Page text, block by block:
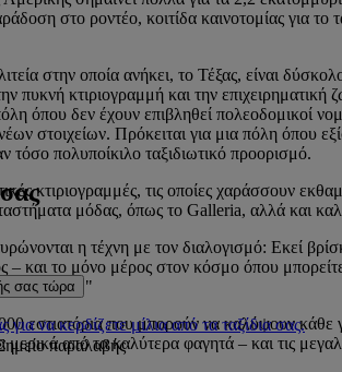
στο ροντέο, κοιτίδα καινοτομίας για το
στην οποία ανήκει, το Τέξας, είναι
πυκνή κτιριογραμμή και την
όπου δεν έχουν επιβληθεί πολεοδομικοί
στοιχείων. Πρόκειται για μια πόλη όπου
τόσο πολυποίκιλο ταξιδιωτικό προορισμό.
κτιριογραμμές, τις οποίες χαράσσουν
μόδας, όπως το Galleria, αλλά και
η τέχνη με τον διαλογισμό: Εκεί
– και το μόνο μέρος στον κόσμο όπου
πρόβλημα."
εστιατόρια που μπορούν να καλύψουν κάθε
μερικά από τα καλύτερα φαγητά – και τις
σας τώρα
να κερδίζετε μίλια από τα ταξίδια σας.
παραλαβής